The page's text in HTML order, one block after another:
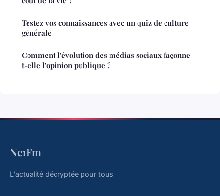
Testez vos connaissances avec un quiz de culture
générale
Comment l'évolution des médias sociaux façonne-
t-elle l'opinion publique ?
Ne1Fm
L'actualité décryptée pour tous